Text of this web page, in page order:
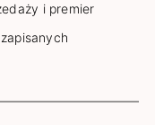
i premier